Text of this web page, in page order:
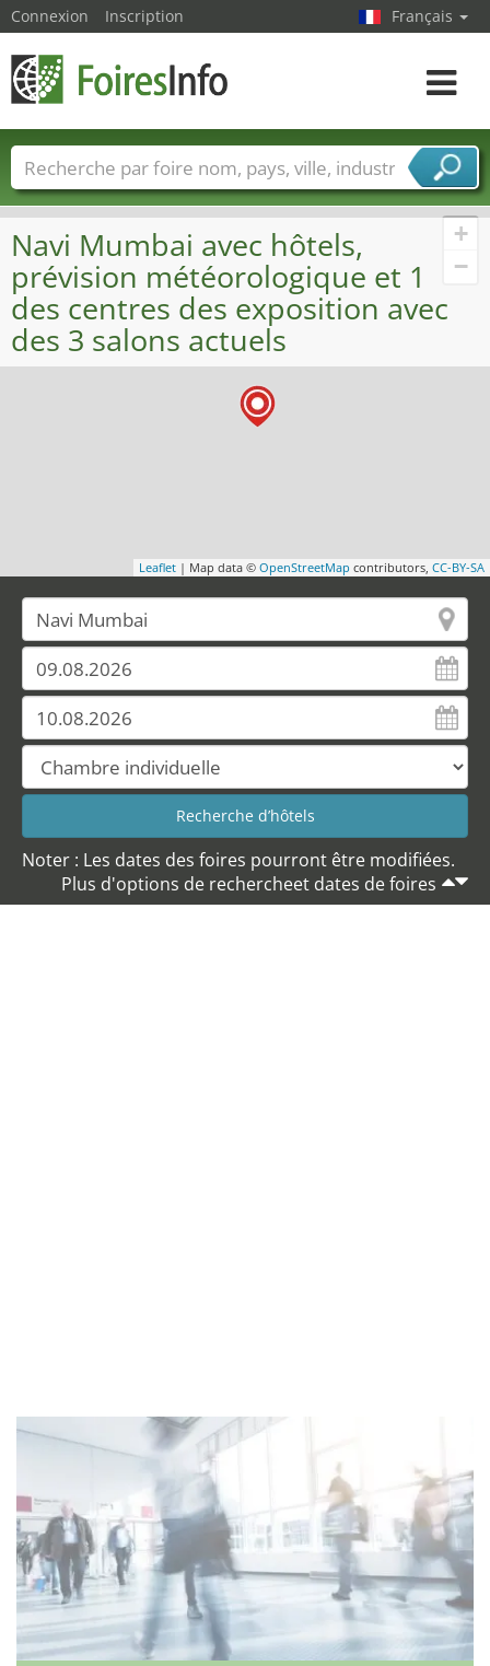
+
−
Leaflet | Map data © OpenStreetMap contributors, CC-BY-SA
Navi Mumbai avec hôtels,
prévision météorologique et 1
des centres des exposition avec
des 3 salons actuels
Noter : Les dates des foires pourront être modifiées.
Plus d'options de rechercheet dates de foires
Connexion Inscription Français
Toggle
Foire noms Pays Villes
Secteurs de foire
Secteurs du fournisseur de services